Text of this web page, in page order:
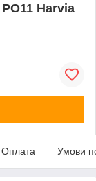
Harvia
Оплата Умови